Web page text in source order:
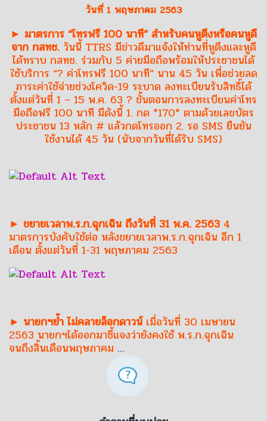
วันที่ 1 พฤษภาคม 2563
► มาตรการ “โทรฟรี 100 นาที” สำหรับคนหูตึงหรือคนหูดี
จาก กสทช. วันนี้ TTRS มีข่าวดีมาแจ้งให้ท่านที่หูตึงและหูดี
ได้ทราบ กสทช. ร่วมกับ 5 ค่ายมือถือพร้อมให้ประชาชนได้
ใช้บริการ “? ค่าโทรฟรี 100 นาที” นาน 45 วัน เพื่อช่วยลด
ภาระค่าใช้จ่ายช่วงโควิด-19 ระบาด ลงทะเบียนรับสิทธิ์ได้
ตั้งแต่วันที่ 1 – 15 พ.ค. 63 ? ขั้นตอนการลงทะเบียนค่าโทร
มือถือฟรี 100 นาที มีดังนี้ 1. กด *170* ตามด้วยเลขบัตร
ประชาชน 13 หลัก # แล้วกดโทรออก 2. รอ SMS ยืนยัน
ใช้งานได้ 45 วัน (นับจากวันที่ได้รับ SMS)
► ขยายเวลาพ.ร.ก.ฉุกเฉิน ถึงวันที่ 31 พ.ค. 2563 4
มาตรการบังคับใช้ต่อ หลังขยายเวลาพ.ร.ก.ฉุกเฉิน อีก 1
เดือน ตั้งแต่วันที่ 1-31 พฤษภาคม 2563
► นายกฯย้ำ ไม่คลายล็อกดาวน์ เมื่อวันที่ 30 เมษายน
2563 นายกฯได้ออกมาชี้แจงว่ายังคงใช้ พ.ร.ก.ฉุกเฉิน
จนถึงสิ้นเดือนพฤษภาคม …